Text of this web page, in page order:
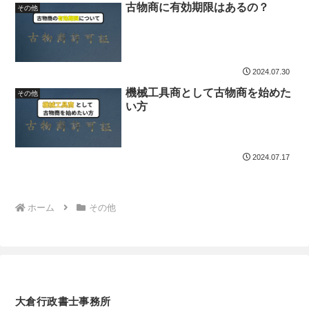
その他 古物商に有効期限はあるの？
2024.07.30
その他
機械工具商として古物商を始めた
い方
2024.07.17
ホーム その他
大倉行政書士事務所